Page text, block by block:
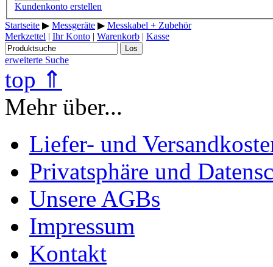
Kundenkonto erstellen
Startseite ▶ Messgeräte ▶ Messkabel + Zubehör
Merkzettel | Ihr Konto | Warenkorb | Kasse
Los
erweiterte Suche
top ⇑
Mehr über...
Liefer- und
Privatsphäre und
Unsere AGBs
Impressum
Kontakt